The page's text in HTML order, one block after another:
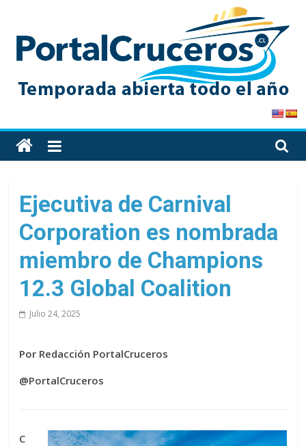
content
PortalCruceros
Toda
la
de
cruceros
en
solo
sitio
Ejecutiva de Carnival
Corporation es nombrada
miembro de Champions
12.3 Global Coalition
Julio 24, 2025
Por Redacción PortalCruceros
@PortalCruceros
C